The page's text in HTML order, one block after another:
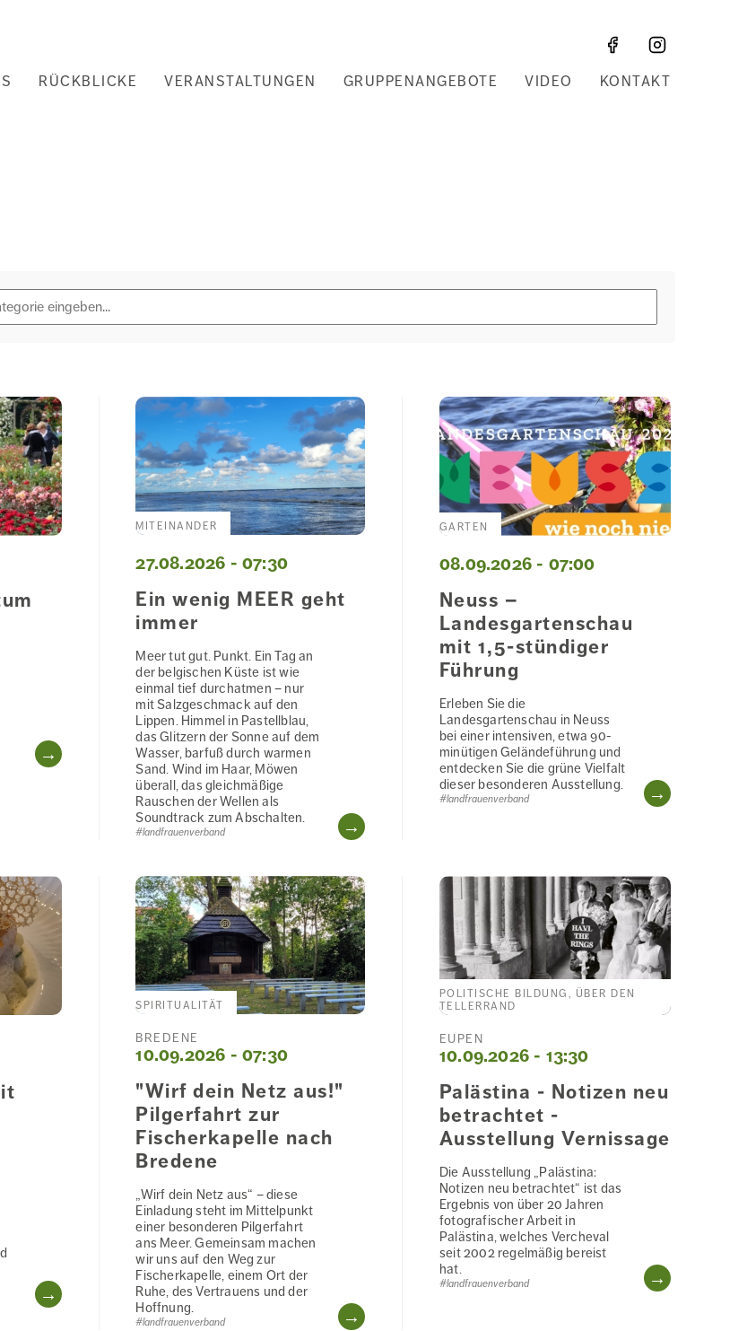
RÜCKBLICKE VERANSTALTUNGEN GRUPPENANGEBOTE VIDEO KONTAKT
WEITERLESEN
MITEINANDER
27.08.2026 - 07:30
Ein wenig MEER geht
immer
Meer tut gut. Punkt. Ein Tag an
der belgischen Küste ist wie
einmal tief durchatmen – nur
mit Salzgeschmack auf den
Lippen. Himmel in Pastellblau,
das Glitzern der Sonne auf dem
Wasser, barfuß durch warmen
Sand. Wind im Haar, Möwen
überall, das gleichmäßige
Rauschen der Wellen als
Soundtrack zum Abschalten.
#landfrauenverband
GARTEN
08.09.2026 - 07:00
Neuss –
Landesgartenschau
mit 1,5-stündiger
Führung
Erleben Sie die
Landesgartenschau in Neuss
bei einer intensiven, etwa 90-
minütigen Geländeführung und
entdecken Sie die grüne Vielfalt
dieser besonderen Ausstellung.
#landfrauenverband
WEITERLESEN
SPIRITUALITÄT
BREDENE
10.09.2026 - 07:30
"Wirf dein Netz aus!"
Pilgerfahrt zur
Fischerkapelle nach
Bredene
„Wirf dein Netz aus“ – diese
Einladung steht im Mittelpunkt
einer besonderen Pilgerfahrt
ans Meer. Gemeinsam machen
wir uns auf den Weg zur
Fischerkapelle, einem Ort der
Ruhe, des Vertrauens und der
Hoffnung.
#landfrauenverband
POLITISCHE BILDUNG, ÜBER DEN
TELLERRAND
EUPEN
10.09.2026 - 13:30
Palästina - Notizen neu
betrachtet -
Ausstellung Vernissage
Die Ausstellung „Palästina:
Notizen neu betrachtet“ ist das
Ergebnis von über 20 Jahren
fotografischer Arbeit in
Palästina, welches Vercheval
seit 2002 regelmäßig bereist
hat.
#landfrauenverband